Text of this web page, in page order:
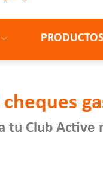
PRODUCTOS
tu Club